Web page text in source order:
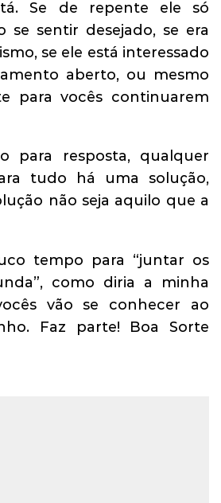
Se de repente ele só
se sentir desejado, se era
se ele está interessado
aberto, ou mesmo
para vocês continuarem
para resposta, qualquer
tudo há uma solução,
não seja aquilo que a
tempo para “juntar os
como diria a minha
vão se conhecer ao
Faz parte! Boa Sorte